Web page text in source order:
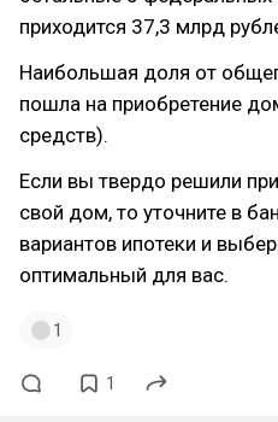
приходится 37,3 млрд
Наибольшая доля от
пошла на приобретение
средств).
Если вы твердо решили
свой дом, то уточните в
вариантов ипотеки и
оптимальный для вас.
1
1